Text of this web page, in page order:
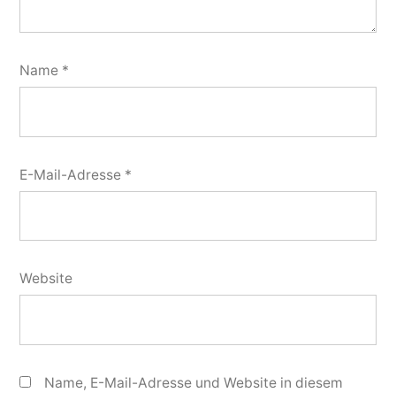
Name *
E-Mail-Adresse *
Website
Name, E-Mail-Adresse und Website in diesem